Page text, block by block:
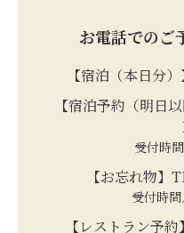
お電話でのご
【宿泊（本日分
【宿泊予約（明日
受付時
【お忘れ物】
受付時
【レストラン予